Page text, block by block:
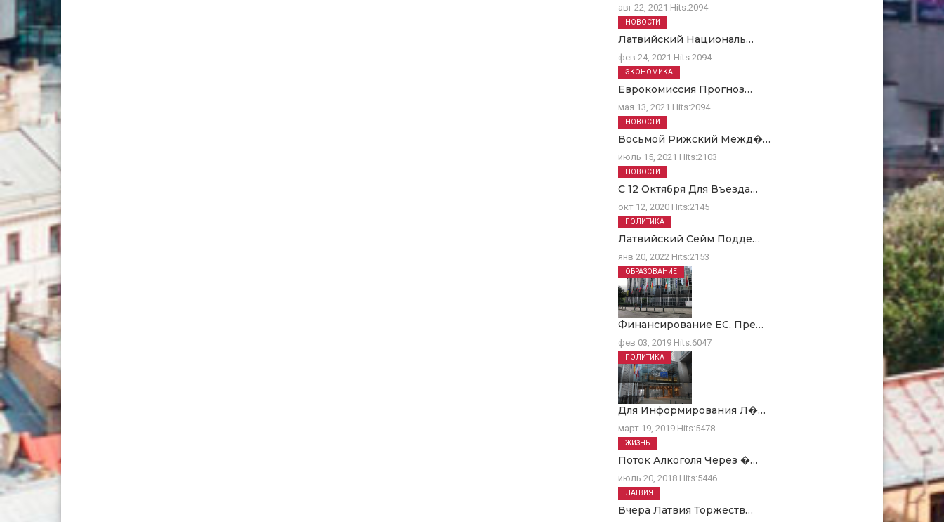
авг 22, 2021 Hits:2094
Латвийский Националь…
фев 24, 2021 Hits:2094
НОВОСТИ
Еврокомиссия Прогноз…
мая 13, 2021 Hits:2094
ЭКОНОМИКА
Восьмой Рижский Межд�…
июль 15, 2021 Hits:2103
НОВОСТИ
С 12 Октября Для Въезда…
окт 12, 2020 Hits:2145
НОВОСТИ
Латвийский Сейм Подде…
янв 20, 2022 Hits:2153
ПОЛИТИКА
Финансирование ЕC, Пре…
фев 03, 2019 Hits:6047
ОБРАЗОВАНИЕ
Для Информирования Л�…
март 19, 2019 Hits:5478
ПОЛИТИКА
Поток Алкоголя Через �…
июль 20, 2018 Hits:5446
ЖИЗНЬ
Вчера Латвия Торжеств…
ЛАТВИЯ